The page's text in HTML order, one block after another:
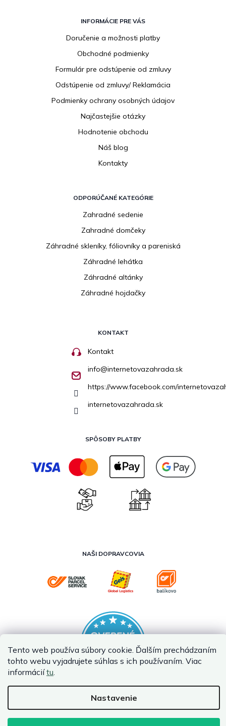
Tento web používa súbory cookie. Ďalším prechádzaním
tohto webu vyjadrujete súhlas s ich používaním. Viac
informáciítu.
Nastavenie
INFORMÁCIE PRE VÁS
Doručenie a možnosti platby
Obchodné podmienky
Formulár pre odstúpenie od zmluvy
Odstúpenie od zmluvy/ Reklamácia
Podmienky ochrany osobných údajov
Najčastejšie otázky
Hodnotenie obchodu
Náš blog
Kontakty
ODPORÚČANÉ KATEGÓRIE
Zahradné sedenie
Zahradné domčeky
Záhradné skleníky, fóliovníky a pareniská
Záhradné lehátka
Záhradné altánky
Záhradné hojdačky
KONTAKT
Kontakt
info@internetovazahrada.sk
https://www.facebook.com/
internetovazahrada.sk
SPÔSOBY PLATBY
NAŠI DOPRAVCOVIA
Vytvoril Shoptet Premium